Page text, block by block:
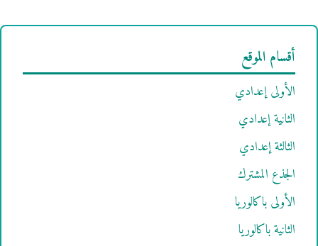
أقسام الموقع
الأولى إعدادي
الثانية إعدادي
الثالثة إعدادي
الجذع المشترك
الأولى باكالوريا
الثانية باكالوريا